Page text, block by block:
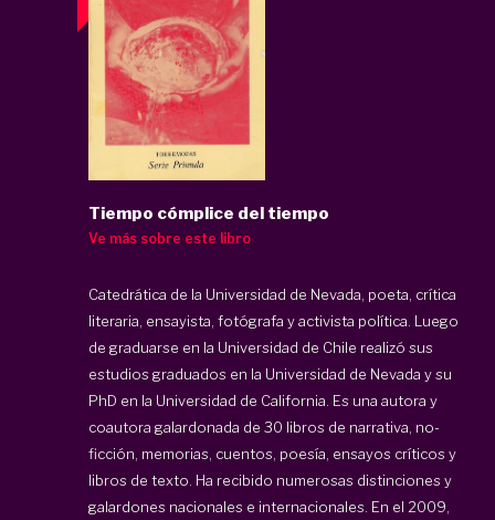
Tiempo cómplice del tiempo
Ve más sobre este libro
Catedrática de la Universidad de Nevada, poeta, crítica
literaria, ensayista, fotógrafa y activista política. Luego
de graduarse en la Universidad de Chile realizó sus
estudios graduados en la Universidad de Nevada y su
PhD en la Universidad de California. Es una autora y
coautora galardonada de 30 libros de narrativa, no-
ficción, memorias, cuentos, poesía, ensayos críticos y
libros de texto. Ha recibido numerosas distinciones y
galardones nacionales e internacionales. En el 2009,